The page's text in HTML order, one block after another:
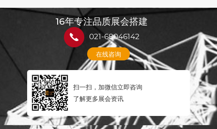
16年专注品质展会搭建
021-68046142
在线咨询
扫一扫，加微信立即咨询
了解更多展会资讯